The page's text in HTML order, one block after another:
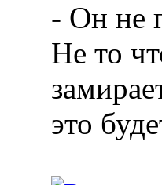
- Он не
Не то
это